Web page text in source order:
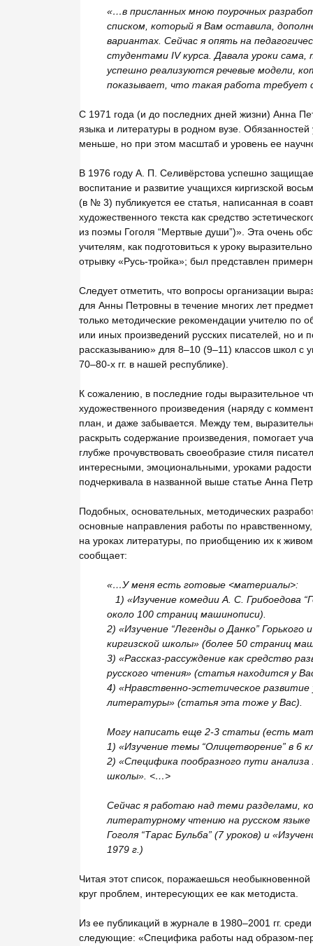
«…в присланных мною поурочных
списком, который я Вам оставила,
вариантах. Сейчас я опять на
студентами IV курса. Давала уроки
успешно реализуются речевые модели,
показывает, что такая работа требует
C 1971 года (и до последних дней жизни) Анна
языка и литературы в родном вузе.
меньше, но при этом масштаб и уровень ее
В 1976 году А. П. Селивёрстова успешно
воспитание и развитие учащихся киргизской
(в № 3) публикуется ее статья, написанная в
художественного текста как средство
из поэмы Гоголя “Мертвые души”)». Эта очень
учителям, как подготовиться к уроку
отрывку «Русь-тройка»; был представлен
Следует отметить, что вопросы организации
для Анны Петровны в течение многих лет
только методические рекомендации учителю по
или иных произведений русских писателей, но
рассказыванию» для 8–10 (9–11) классов школ с
70–80-х гг. в нашей республике).
К сожалению, в последние годы выразительное
художественного произведения (наряду с
план, и даже забывается. Между тем,
раскрыть содержание произведения, помогает
глубже прочувствовать своеобразие стиля
интересными, эмоциональными, уроками
подчеркивала в названной выше статье Анна
Подобных, основательных, методических
основные направления работы по
на уроках литературы, по приобщению их к
сообщает:
«…У меня есть готовые <материалы>:
1) «Изучение комедии А. С. Грибоедова
около 100 страниц машинописи).
2) «Изучение “Легенды о Данко”
киргизской школы» (более 50 страниц
3) «Рассказ-рассуждение как средство
русского чтения» (статья находится у
4) «Нравственно-эстетическое развитие
литературы» (статья эта тоже у Вас).
Могу написать еще 2-3 статьи (есть
1) «Изучение темы “Олицетворение” в 6
2) «Специфика пообразного пути анализа
школы». <…>
Сейчас я работаю над теми разделами,
литературному чтению на русском
Гоголя “Тарас Бульба” (7 уроков) и
1979 г.)
Читая этот список, поражаешься
круг проблем, интересующих ее как методиста.
Из ее публикаций в журнале в 1980–2001 гг.
следующие: «Специфика работы над образом-